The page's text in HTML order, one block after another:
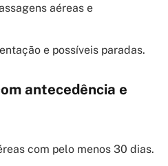
aéreas e
e possíveis paradas.
antecedência e
com pelo menos 30 dias.